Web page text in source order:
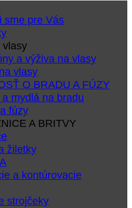
sme pre Vás
vlasy
a výživa na vlasy
vlasy
O BRADU A FÚZY
mydlá na bradu
fúzy
A BRITVY
žiletky
a kontúrovacie
strojčeky